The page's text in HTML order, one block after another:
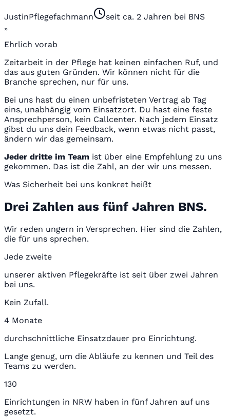
JustinPflegefachmann
seit ca. 2 Jahren bei BNS
„
Ehrlich vorab
Zeitarbeit in der Pflege hat keinen einfachen Ruf, und
das aus guten Gründen. Wir können nicht für die
Branche sprechen, nur für uns.
Bei uns hast du einen unbefristeten Vertrag ab Tag
eins, unabhängig vom Einsatzort. Du hast eine feste
Ansprechperson, kein Callcenter. Nach jedem Einsatz
gibst du uns dein Feedback, wenn etwas nicht passt,
ändern wir das gemeinsam.
Jeder dritte im Team ist über eine Empfehlung zu uns
gekommen. Das ist die Zahl, an der wir uns messen.
Was Sicherheit bei uns konkret heißt
Drei Zahlen aus fünf Jahren BNS.
Wir reden ungern in Versprechen. Hier sind die Zahlen,
die für uns sprechen.
Jede zweite
unserer aktiven Pflegekräfte ist seit über zwei Jahren
bei uns.
Kein Zufall.
4 Monate
durchschnittliche Einsatzdauer pro Einrichtung.
Lange genug, um die Abläufe zu kennen und Teil des
Teams zu werden.
130
Einrichtungen in NRW haben in fünf Jahren auf uns
gesetzt.